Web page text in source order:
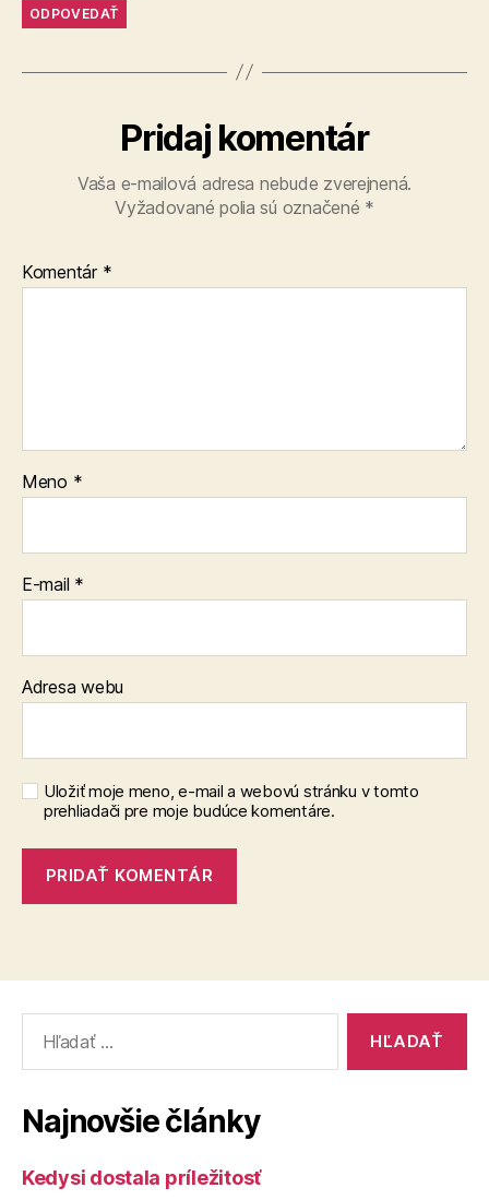
ODPOVEDAŤ
Pridaj komentár
Vaša e-mailová adresa nebude zverejnená.
Vyžadované polia sú označené *
Komentár *
Meno *
E-mail *
Adresa webu
Uložiť moje meno, e-mail a webovú stránku v tomto
prehliadači pre moje budúce komentáre.
Najnovšie články
Kedysi dostala príležitosť